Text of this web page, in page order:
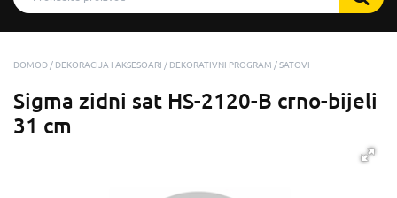
DOMOD DEKORACIJA I AKSESOARI DEKORATIVNI PROGRAM SATOVI
Sigma zidni sat HS-2120-B crno-bijeli
31 cm